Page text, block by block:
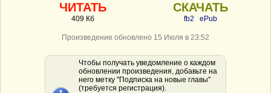
ЧИТАТЬ
409 Кб
СКАЧАТЬ
fb2 ePub
Произведение обновлено 15 Июля в 23:52
Чтобы получать уведомление о каждом
обновлении произведения, добавьте на
него метку "Подписка на новые главы"
(требуется регистрация).